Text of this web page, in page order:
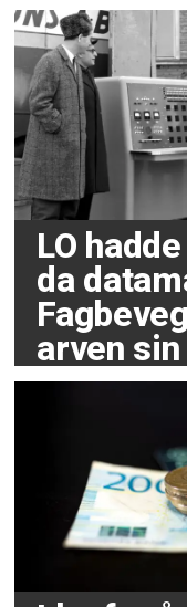
LO
da
arven sin